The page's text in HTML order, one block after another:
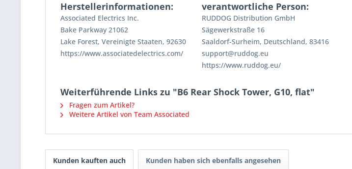
Herstellerinformationen:
Associated Electrics Inc.
Bake Parkway 21062
Lake Forest, Vereinigte Staaten, 92630
https://www.associatedelectrics.com/
verantwortliche Person:
RUDDOG Distribution GmbH
Sägewerkstraße 16
Saaldorf-Surheim, Deutschland, 83416
support@ruddog.eu
https://www.ruddog.eu/
Weiterführende Links zu "B6 Rear Shock Tower, G10, flat"
Fragen zum Artikel?
Weitere Artikel von Team Associated
Kunden kauften auch Kunden haben sich ebenfalls angesehen